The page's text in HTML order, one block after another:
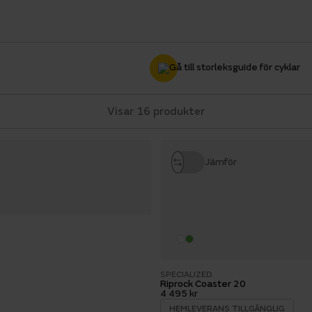
Visar 16 produkter
Jämför
SPECIALIZED
Riprock Coaster 20
4 495 kr
HEMLEVERANS TILLGÄNGLIG